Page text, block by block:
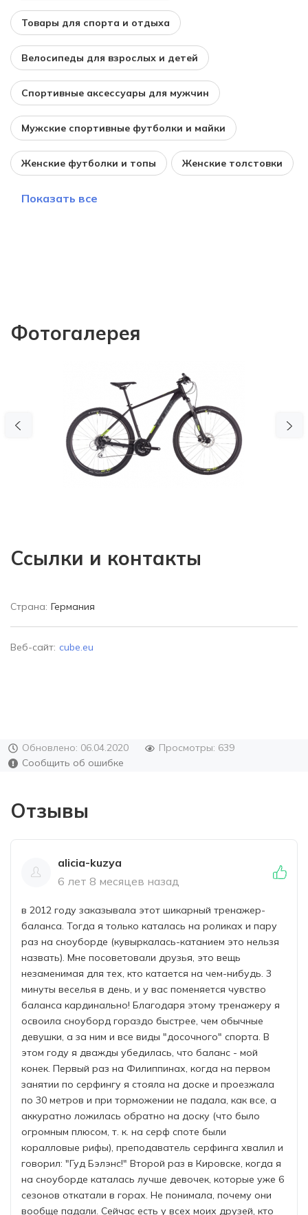
Товары для спорта и отдыха
Велосипеды для взрослых и детей
Спортивные аксессуары для мужчин
Мужские спортивные футболки и майки
Женские футболки и топы Женские толстовки
Показать все
Фотогалерея
Previous
Ссылки и контакты
Страна: Германия
Веб-сайт: cube.eu
Обновлено: 06.04.2020
Просмотры: 639
Сообщить об ошибке
Отзывы
alicia-kuzya
6 лет 8 месяцев назад
в 2012 году заказывала этот шикарный тренажер-
баланса. Тогда я только каталась на роликах и пару
раз на сноуборде (кувыркалась-катанием это нельзя
назвать). Мне посоветовали друзья, это вещь
незаменимая для тех, кто катается на чем-нибудь. 3
минуты веселья в день, и у вас поменяется чувство
баланса кардинально! Благодаря этому тренажеру я
освоила сноуборд гораздо быстрее, чем обычные
девушки, а за ним и все виды "досочного" спорта. В
этом году я дважды убедилась, что баланс - мой
конек. Первый раз на Филиппинах, когда на первом
занятии по серфингу я стояла на доске и проезжала
по 30 метров и при торможении не падала, как все, а
аккуратно ложилась обратно на доску (что было
огромным плюсом, т. к. на серф споте были
коралловые рифы), преподаватель серфинга хвалил и
говорил: "Гуд Бэлэнс!" Второй раз в Кировске, когда я
на сноуборде каталась лучше девочек, которые уже 6
сезонов откатали в горах. Не понимала, почему они
вообще падали. Сейчас есть у всех моих друзей, кто